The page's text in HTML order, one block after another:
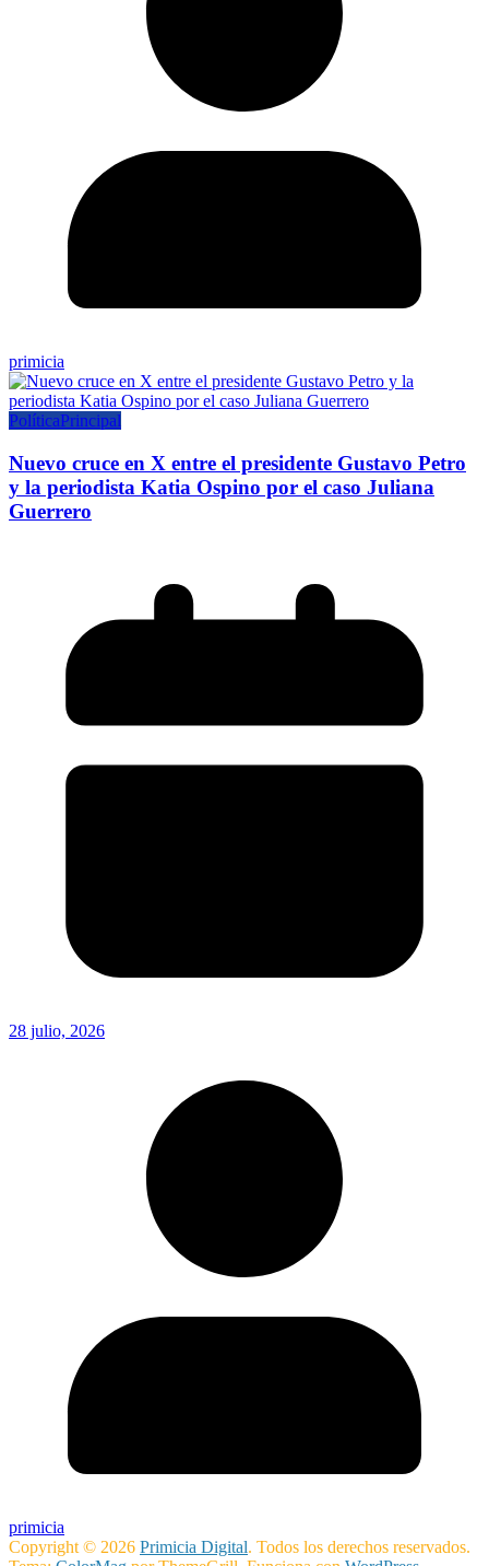
primicia
PolíticaPrincipal
Nuevo cruce en X entre el presidente Gustavo Petro
y la periodista Katia Ospino por el caso Juliana
Guerrero
28 julio, 2026
primicia
Copyright © 2026 Primicia Digital. Todos los derechos reservados.